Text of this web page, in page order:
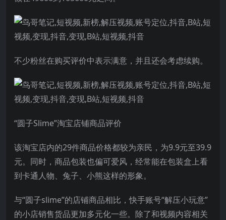
不少粉丝在购买评价中表示满意，并且还会考虑续购。
“圆子Slime”淘宝店铺商品评价
该淘宝店内的29件商品价格都较为亲民，为9.9元至39.9
元。同时，商品包装也偏可爱风，经常能在包装盒上看
到卡通人物、兔子、小熊这样的形象。
与“圆子slime”的店铺商品相比，快手账号“解压小玩意”
的小店销售货品更加多元化一些。除了和视频内容相关